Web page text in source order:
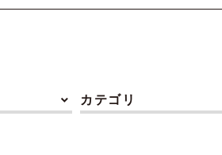
カテゴリ